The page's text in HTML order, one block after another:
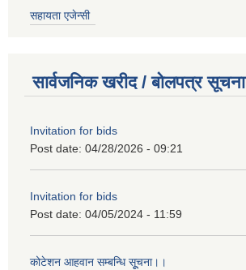
सहायता एजेन्सी
सार्वजनिक खरीद / बोलपत्र सूचना
Invitation for bids
Post date: 04/28/2026 - 09:21
Invitation for bids
Post date: 04/05/2024 - 11:59
कोटेशन आहवान सम्बन्धि सूूचना।।